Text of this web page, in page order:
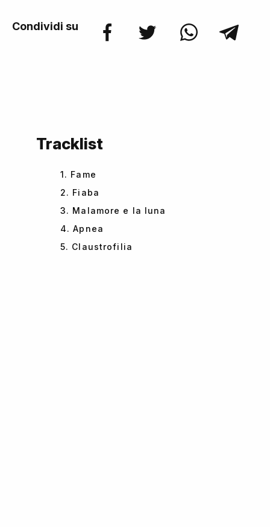
Condividi su
Tracklist
1. Fame
2. Fiaba
3. Malamore e la luna
4. Apnea
5. Claustrofilia